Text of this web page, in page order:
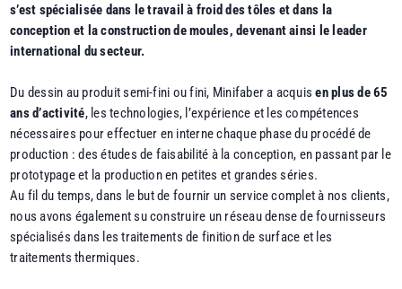
s’est spécialisée dans le travail à froid des tôles et dans la
conception et la construction de moules, devenant ainsi le leader
international du secteur.
Du dessin au produit semi-fini ou fini, Minifaber a acquisen plus de 65
ans d’activité, les technologies, l’expérience et les compétences
nécessaires pour effectuer en interne chaque phase du procédé de
production : des études de faisabilité à la conception, en passant par le
prototypage et la production en petites et grandes séries.
Au fil du temps, dans le but de fournir un service complet à nos clients,
nous avons également su construire un réseau dense de fournisseurs
spécialisés dans les traitements de finition de surface et les
traitements thermiques.